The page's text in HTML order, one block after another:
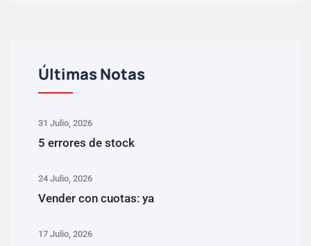
Últimas Notas
31 Julio, 2026
5 errores de stock
24 Julio, 2026
Vender con cuotas: ya
17 Julio, 2026